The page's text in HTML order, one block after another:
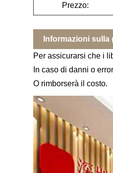
Prezzo:
Informazioni sulla
Per assicurarsi che i
In caso di danni o
O rimborserà il costo.